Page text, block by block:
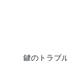
鍵のトラブ